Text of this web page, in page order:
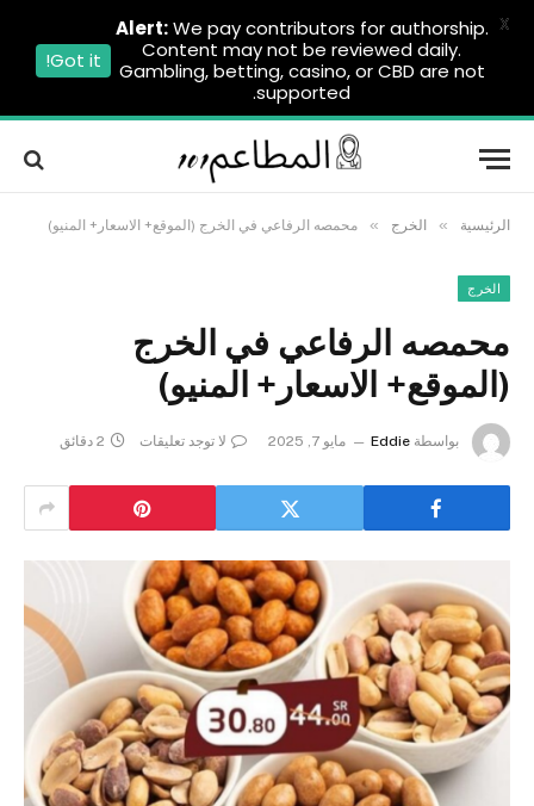
الرئيسية » الخرج » محمصه الرفاعي في الخرج (الموقع+ الاسعار+ المنيو)
الخرج
محمصه الرفاعي في الخرج
(الموقع+ الاسعار+ المنيو)
بواسطة Eddie مايو 7, 2025 لا توجد تعليقات 2 دقائق
Alert:We pay contributors for authorship.
Content may not be reviewed daily.
Gambling, betting, casino, or CBD are not
supported.
Got it!
X